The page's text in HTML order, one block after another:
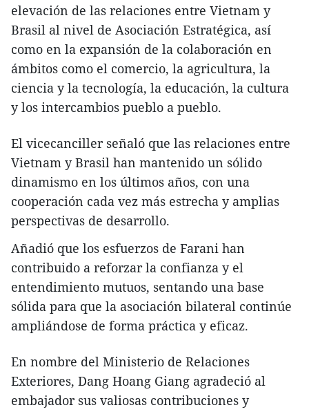
elevación de las relaciones entre Vietnam y
Brasil al nivel de Asociación Estratégica, así
como en la expansión de la colaboración en
ámbitos como el comercio, la agricultura, la
ciencia y la tecnología, la educación, la cultura
y los intercambios pueblo a pueblo.
El vicecanciller señaló que las relaciones entre
Vietnam y Brasil han mantenido un sólido
dinamismo en los últimos años, con una
cooperación cada vez más estrecha y amplias
perspectivas de desarrollo.
Añadió que los esfuerzos de Farani han
contribuido a reforzar la confianza y el
entendimiento mutuos, sentando una base
sólida para que la asociación bilateral continúe
ampliándose de forma práctica y eficaz.
En nombre del Ministerio de Relaciones
Exteriores, Dang Hoang Giang agradeció al
embajador sus valiosas contribuciones y